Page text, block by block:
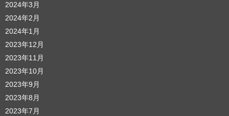
2024年3月
2024年2月
2024年1月
2023年12月
2023年11月
2023年10月
2023年9月
2023年8月
2023年7月